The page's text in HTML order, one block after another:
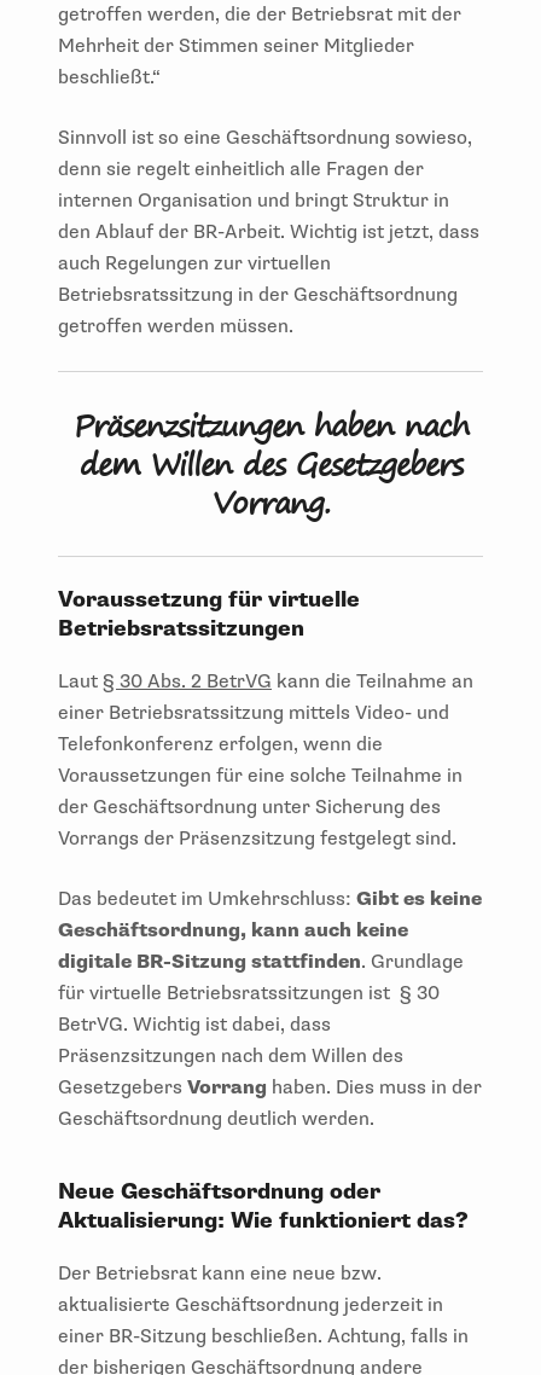
getroffen werden, die der Betriebsrat mit der
Mehrheit der Stimmen seiner Mitglieder
beschließt.“
Sinnvoll ist so eine Geschäftsordnung sowieso,
denn sie regelt einheitlich alle Fragen der
internen Organisation und bringt Struktur in
den Ablauf der BR-Arbeit. Wichtig ist jetzt, dass
auch Regelungen zur virtuellen
Betriebsratssitzung in der Geschäftsordnung
getroffen werden müssen.
Präsenzsitzungen haben nach
dem Willen des Gesetzgebers
Vorrang.
Voraussetzung für virtuelle
Betriebsratssitzungen
Laut § 30 Abs. 2 BetrVG kann die Teilnahme an
einer Betriebsratssitzung mittels Video- und
Telefonkonferenz erfolgen, wenn die
Voraussetzungen für eine solche Teilnahme in
der Geschäftsordnung unter Sicherung des
Vorrangs der Präsenzsitzung festgelegt sind.
Das bedeutet im Umkehrschluss: Gibt es keine
Geschäftsordnung, kann auch keine
digitale BR-Sitzung stattfinden. Grundlage
für virtuelle Betriebsratssitzungen ist § 30
BetrVG. Wichtig ist dabei, dass
Präsenzsitzungen nach dem Willen des
Gesetzgebers Vorrang haben. Dies muss in der
Geschäftsordnung deutlich werden.
Neue Geschäftsordnung oder
Aktualisierung: Wie funktioniert das?
Der Betriebsrat kann eine neue bzw.
aktualisierte Geschäftsordnung jederzeit in
einer BR-Sitzung beschließen. Achtung, falls in
der bisherigen Geschäftsordnung andere